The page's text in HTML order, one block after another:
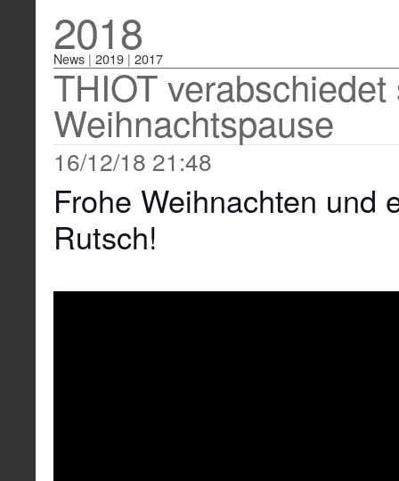
2018
News | 2019 | 2017
THIOT
Weihnachtspause
16/12/18 21:48
Frohe Weihnachten und
Rutsch!